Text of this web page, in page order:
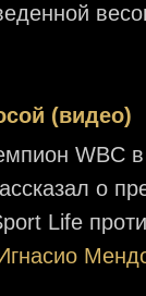
(видео)
WBC
о
Life